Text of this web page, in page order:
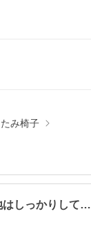
み椅子
はしっかりして…